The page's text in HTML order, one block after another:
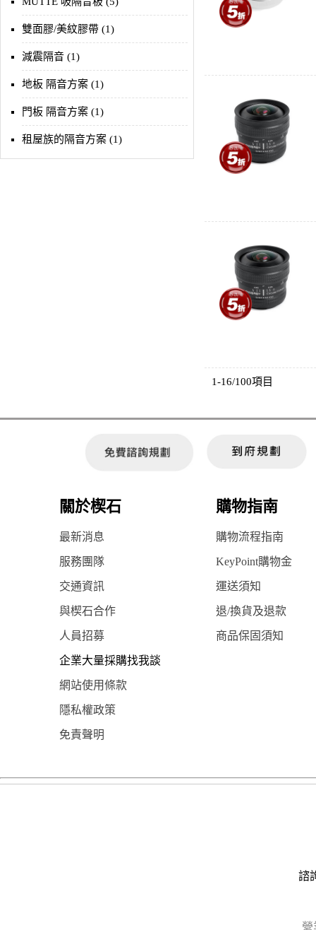
雙面膠/美紋膠帶 (1)
減震隔音 (1)
地板 隔音方案 (1)
門板 隔音方案 (1)
租屋族的隔音方案 (1)
1-16/100項目
關於楔石 購物指南
最新消息 購物流程指南
服務團隊 KeyPoint購物金
交通資訊 運送須知
與楔石合作 退/換貨及退款
人員招募 商品保固須知
企業大量採購找我談
網站使用條款
隱私權政策
免責聲明
諮
營